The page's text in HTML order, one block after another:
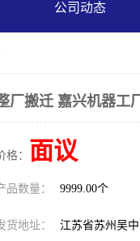
公司动态
厂搬迁 嘉兴机器工
格： 面议
品数量： 9999.00个
货地址： 江苏省苏州吴